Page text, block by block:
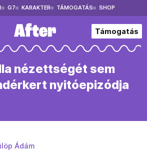
G7 KARAKTER TÁMOGATÁS SHOP
Támogatás
nézettségét sem
nyitóepizódja
Ádám